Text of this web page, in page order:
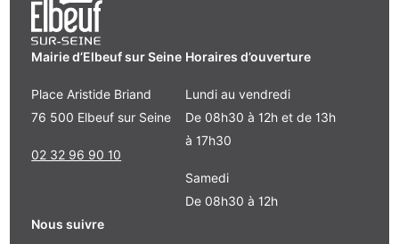
Mairie d’Elbeuf sur Seine
Place Aristide Briand
76 500 Elbeuf sur Seine
02 32 96 90 10
Horaires d’ouverture
Lundi au vendredi
De 08h30 à 12h et de 13h
à 17h30
Samedi
De 08h30 à 12h
Nous suivre